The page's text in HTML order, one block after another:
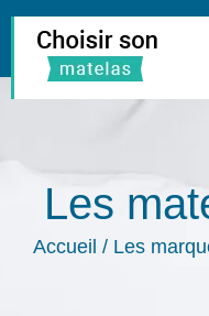
Les
Accueil / Les